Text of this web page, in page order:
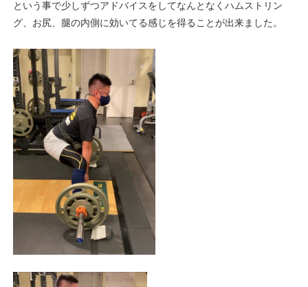
という事で少しずつアドバイスをしてなんとなくハムストリン
グ、お尻、腿の内側に効いてる感じを得ることが出来ました。